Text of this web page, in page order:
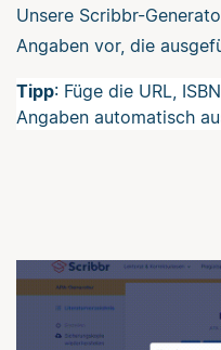
Unsere Scribbr-
Angaben vor, die
Tipp: Füge die URL,
Angaben automatisch